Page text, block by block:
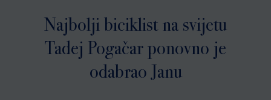
Najbolji biciklist na svijetu
Tadej Pogačar ponovno je
odabrao Janu